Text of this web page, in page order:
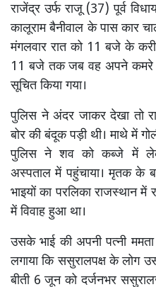
राजेंद्र उर्फ राजू (37) पूर्व
कालूराम बैनीवाल के पास कार
मंगलवार रात को 11 बजे के
11 बजे तक जब वह अपने कमरे
सूचित किया गया।
पुलिस ने अंदर जाकर देखा तो
बोर की बंदूक पड़ी थी। माथे में
पुलिस ने शव को कब्जे में
अस्पताल में पहुंचाया। मृतक के
भाइयों का परलिका राजस्थान में
में विवाह हुआ था।
उसके भाई की अपनी पत्नी
लगाया कि ससुरालपक्ष के लोग
बीती 6 जून को दर्जनभर